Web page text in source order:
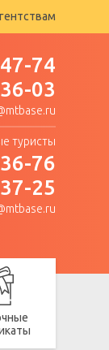
74
03
туристы
76
25